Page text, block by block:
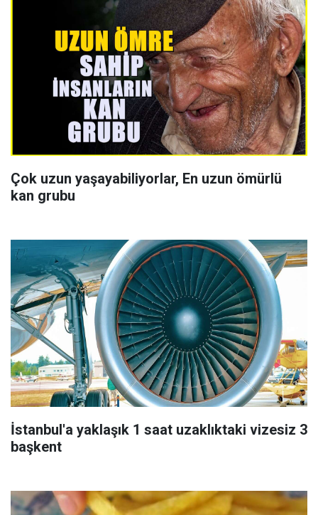
Çok uzun yaşayabiliyorlar, En uzun ömürlü
kan grubu
İstanbul'a yaklaşık 1 saat uzaklıktaki vizesiz 3
başkent